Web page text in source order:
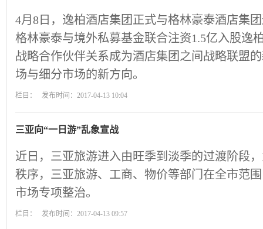
4月8日，逸柏酒店集团正式与格林豪泰酒店集
格林豪泰与境外私募基金联合注资1.5亿入股逸
战略合作伙伴关系成为酒店集团之间战略联盟
场与细分市场的新方向。
栏目： 发布时间：2017-04-13 10:04
三亚向“一日游”乱象宣战
近日，三亚旅游进入由旺季到淡季的过渡阶段
秩序，三亚旅游、工商、物价等部门在全市范
市场专项整治。
栏目： 发布时间：2017-04-13 09:57